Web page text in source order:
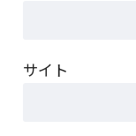
サイト